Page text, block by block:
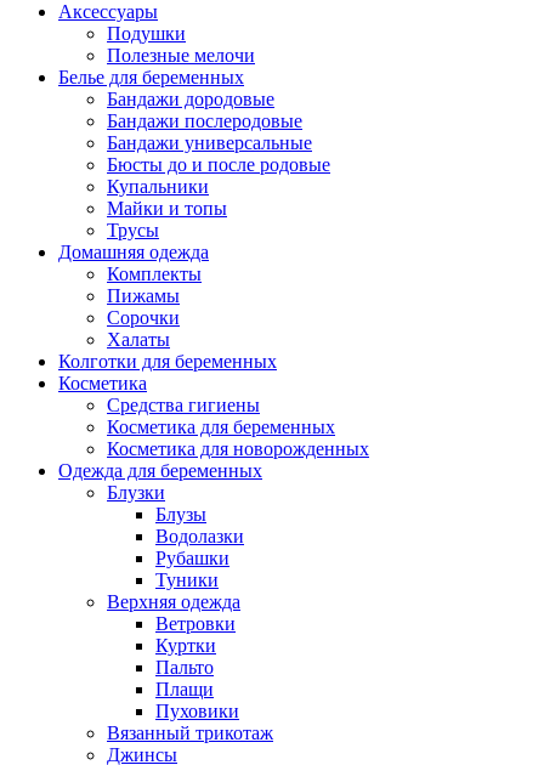
Аксессуары
Подушки
Полезные мелочи
Белье для беременных
Бандажи дородовые
Бандажи послеродовые
Бандажи универсальные
Бюсты до и после родовые
Купальники
Майки и топы
Трусы
Домашняя одежда
Комплекты
Пижамы
Сорочки
Халаты
Колготки для беременных
Косметика
Cредства гигиены
Косметика для беременных
Косметика для новорожденных
Одежда для беременных
Блузки
Блузы
Водолазки
Рубашки
Туники
Верхняя одежда
Ветровки
Куртки
Пальто
Плащи
Пуховики
Вязанный трикотаж
Джинсы